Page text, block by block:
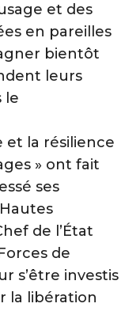
et des
en pareilles
bientôt
leurs
le
et la résilience
» ont fait
ses
de l’État
de
s’être investis
la libération